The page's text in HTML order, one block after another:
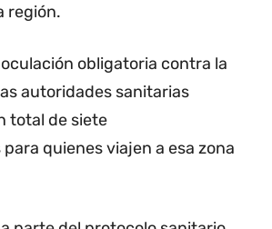
región.
obligatoria contra la
autoridades sanitarias
total de siete
quienes viajen a esa zona